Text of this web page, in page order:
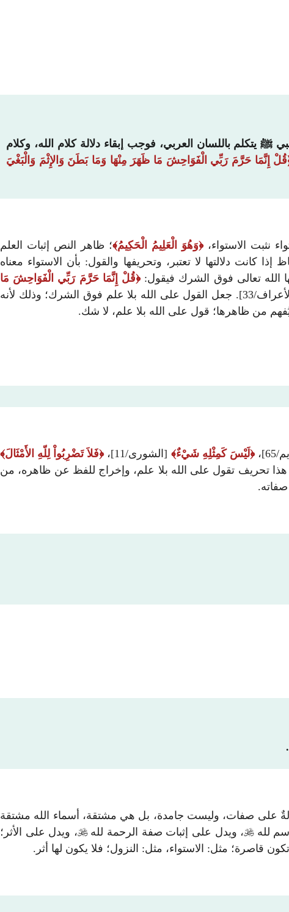
ﷺ يتكلم باللسان العربي، فوجب إبقاء دلالة كلام الله، وكلام
قُلْ إِنَّمَا حَرَّمَ رَبِّي الْفَوَاحِشَ مَا ظَهَرَ مِنْهَا وَمَا بَطَنَ وَالإِثْمَ وَالْبَغْيَ
نثبت الاستواء، وَهُوَ الْعَلِيمُ الْحَكِيمُ ؛ ظاهر النص إثبات العلم
كانت دلالتها لا تعتبر، وتحريفها والقول: بأن الاستواء معناه
الله تعالى فوق الشرك فيقول: قُلْ إِنَّمَا حَرَّمَ رَبِّي الْفَوَاحِشَ مَا
[الأعراف/33]. جعل القول على الله بلا علم فوق الشرك؛ وذلك لأنه
من ظاهرها؛ قول على الله بلا علم، لا شك.
لَيْسَ كَمِثْلِهِ شَيْءٌ [الشورى/11]،
فَلاَ تَضْرِبُواْ لِلّهِ الأَمْثَالَ
هذا تحريف تقول على الله بلا علم، وإخراج للفظ عن ظاهره، من
وهي دالةٌ على صفات، وليست جامدة، بل هي مشتقة، أسماء الله مشتقة
لله، ويدل على إثبات صفة الرحمة لله، ويدل على الأثر؛
قاصرة؛ مثل: الاستواء، مثل: النزول؛ فلا يكون لها أثر.